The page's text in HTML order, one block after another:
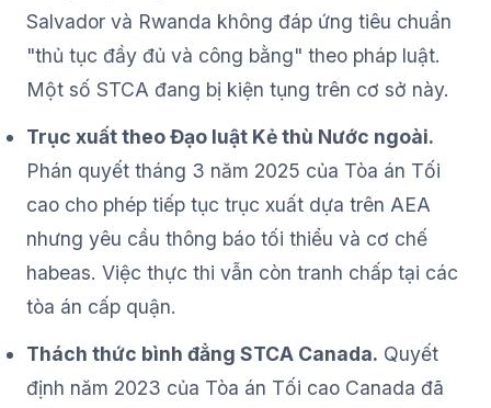
Salvador và Rwanda không đáp ứng tiêu chuẩn
"thủ tục đầy đủ và công bằng" theo pháp luật.
Một số STCA đang bị kiện tụng trên cơ sở này.
Trục xuất theo Đạo luật Kẻ thù Nước ngoài.
Phán quyết tháng 3 năm 2025 của Tòa án Tối
cao cho phép tiếp tục trục xuất dựa trên AEA
nhưng yêu cầu thông báo tối thiểu và cơ chế
habeas. Việc thực thi vẫn còn tranh chấp tại các
tòa án cấp quận.
Thách thức bình đẳng STCA Canada. Quyết
định năm 2023 của Tòa án Tối cao Canada đã